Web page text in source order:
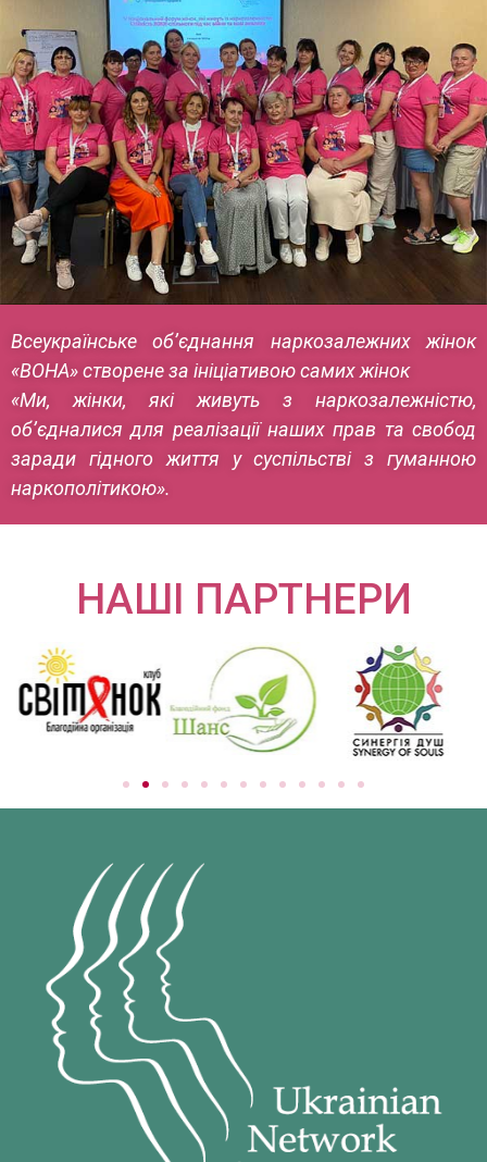
Всеукраїнське об’єднання наркозалежних жінок
«ВОНА» створене за ініціативою самих жінок
«Ми, жінки, які живуть з наркозалежністю,
об’єдналися для реалізації наших прав та свобод
заради гідного життя у суспільстві з гуманною
наркополітикою».
НАШІ ПАРТНЕРИ